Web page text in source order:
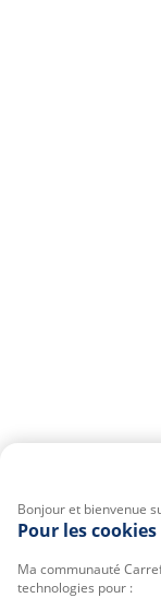
Bonjour et bienvenue
Pour les cookies
Ma communauté
technologies pour :